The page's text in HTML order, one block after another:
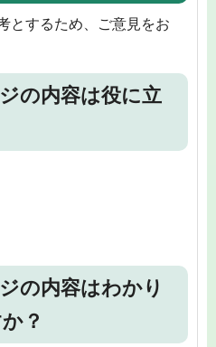
とするため、ご意見をお
の内容は役に立
の内容はわかり
？